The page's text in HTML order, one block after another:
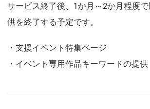
サービス終了後、1か月～2か月程度
供を終了する予定です。
・支援イベント特集ページ
・イベント専用作品キーワードの提供